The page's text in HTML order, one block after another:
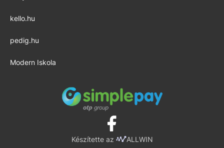
kello.hu
pedig.hu
Modern Iskola
Készítette az ALLWIN